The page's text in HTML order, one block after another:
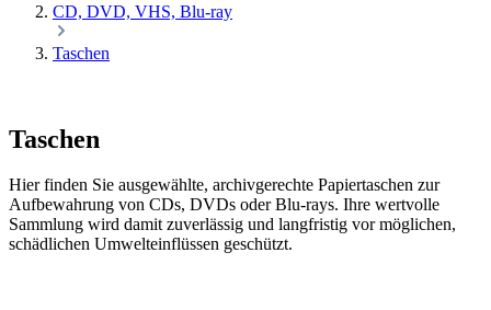
CD, DVD, VHS, Blu-ray
Taschen
Taschen
Hier finden Sie ausgewählte, archivgerechte Papiertaschen zur
Aufbewahrung von CDs, DVDs oder Blu-rays. Ihre wertvolle
Sammlung wird damit zuverlässig und langfristig vor möglichen,
schädlichen Umwelteinflüssen geschützt.